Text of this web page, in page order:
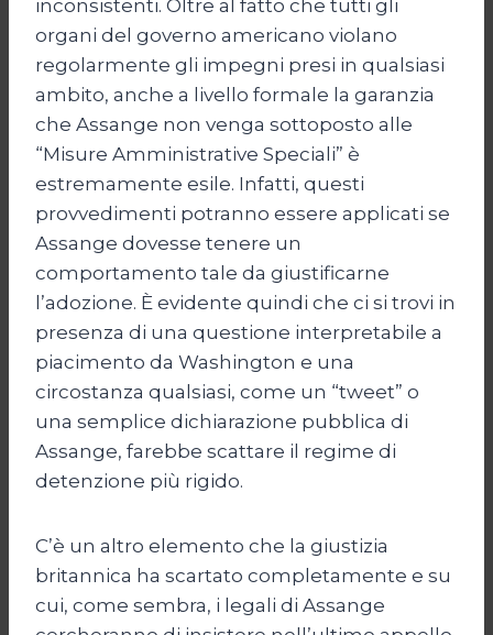
inconsistenti. Oltre al fatto che tutti gli
organi del governo americano violano
regolarmente gli impegni presi in qualsiasi
ambito, anche a livello formale la garanzia
che Assange non venga sottoposto alle
“Misure Amministrative Speciali” è
estremamente esile. Infatti, questi
provvedimenti potranno essere applicati se
Assange dovesse tenere un
comportamento tale da giustificarne
l’adozione. È evidente quindi che ci si trovi in
presenza di una questione interpretabile a
piacimento da Washington e una
circostanza qualsiasi, come un “tweet” o
una semplice dichiarazione pubblica di
Assange, farebbe scattare il regime di
detenzione più rigido.
C’è un altro elemento che la giustizia
britannica ha scartato completamente e su
cui, come sembra, i legali di Assange